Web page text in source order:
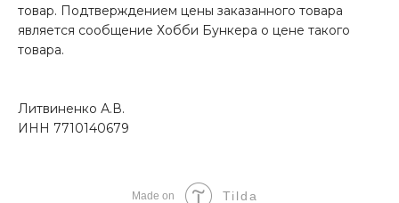
товар. Подтверждением цены заказанного товара
является сообщение Хобби Бункера о цене такого
товара.
Литвиненко А.В.
ИНН 7710140679
Made on Tilda